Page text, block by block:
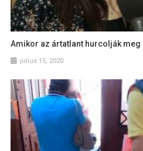
Amikor az ártatlant hurcolják meg
július 15, 2020